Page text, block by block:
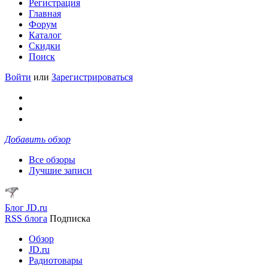
Регистрация
Главная
Форум
Каталог
Скидки
Поиск
Войти или Зарегистрироваться
Добавить обзор
Все обзоры
Лучшие записи
Блог JD.ru
RSS блога Подписка
Обзор
JD.ru
Радиотовары